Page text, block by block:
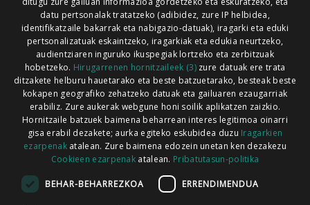
Xorroxin irratia | Lesaka | T. 948638288
Codesyntaxek garatua
PUBLIZITATEA
HARREMANETARAKO
datu pertsonalak tratatzeko (adibidez, zure IP helbidea,
identifikatzaile bakarrak eta nabigazio-datuak), iragarki eta eduki
pertsonalizatuak eskaintzeko, iragarkiak eta edukia neurtzeko,
audientziaren inguruko ikuspegiak lortzeko eta zerbitzuak
hobetzeko. Hirugarrenen hornitzaileek (3)zure datuak ere trata
ditzakete helburu hauetarako eta beste batzuetarako, besteak beste
kokapen geografiko zehatzeko datuak eta gailuaren ezaugarriak
erabiliz. Zure aukerak webgune honi soilik aplikatzen zaizkio.
Hornitzaile batzuek baimena beharrean interes legitimoa oinarri
gisa erabil dezakete; aurka egiteko eskubidea duzu Iragarkien
ezarpenakatalean. Zure baimena edozein unetan ken dezakezu
Cookieen ezarpenak atalean. Pribatutasun-politika
BEHAR-BEHARREZKOA ERRENDIMENDUA